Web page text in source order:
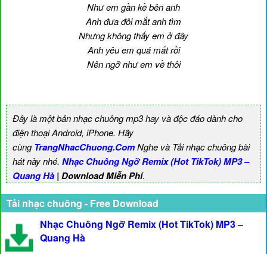
Như em gần kề bên anh
Anh đưa đôi mắt anh tìm
Nhưng không thấy em ở đây
Anh yêu em quá mất rồi
Nên ngỡ như em về thôi
Đây là một bản nhạc chuông mp3 hay và độc đáo dành cho
điện thoại Android, iPhone. Hãy
cùngTrangNhacChuong.ComNghe và Tải nhạc chuông bài
hát này nhé. Nhạc Chuông Ngỡ Remix (Hot TikTok) MP3 –
Quang Hà | Download Miễn Phí.
Tải nhạc chuông - Free Download
Nhạc Chuông Ngỡ Remix (Hot TikTok) MP3 –
Quang Hà